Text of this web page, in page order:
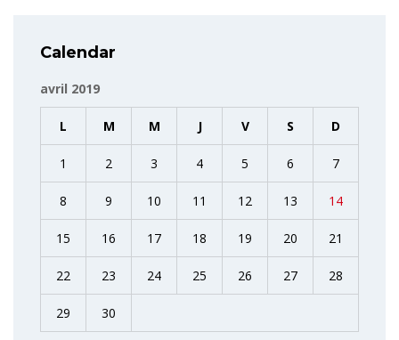
Calendar
avril 2019
L M M J V S D
1 2 3 4 5 6 7
8 9 10 11 12 13 14
15 16 17 18 19 20 21
22 23 24 25 26 27 28
29 30